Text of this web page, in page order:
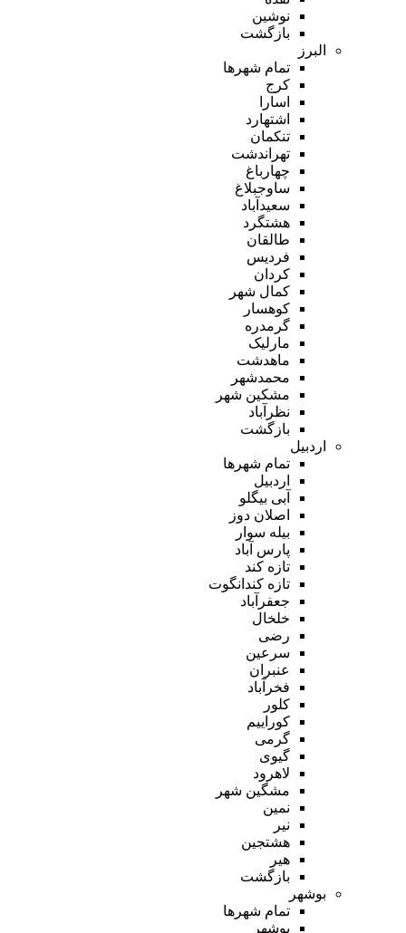
نوشین
بازگشت
البرز
تمام شهر‌ها
کرج
اسارا
اشتهارد
تنکمان
تهراندشت
چهارباغ
ساوجبلاغ
سعیدآباد
هشتگرد
طالقان
فردیس
کردان
کمال شهر
کوهسار
گرمدره
مارلیک
ماهدشت
محمدشهر
مشکین شهر
نظرآباد
بازگشت
اردبیل
تمام شهر‌ها
اردبیل
آبی بیگلو
اصلان دوز
بیله سوار
پارس آباد
تازه کند
تازه کندانگوت
جعفرآباد
خلخال
رضی
سرعین
عنبران
فخرآباد
کلور
کوراییم
گرمی
گیوی
لاهرود
مشگین شهر
نمین
نیر
هشتجین
هیر
بازگشت
بوشهر
تمام شهر‌ها
بوشهر